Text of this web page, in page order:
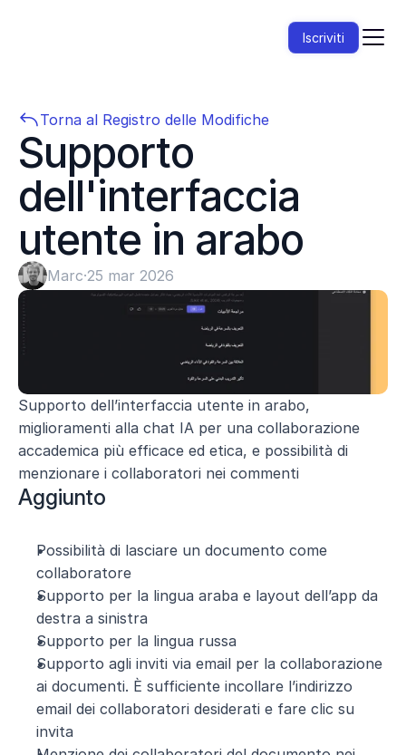
Torna al Registro delle Modifiche
Supporto
dell'interfaccia
utente in arabo
Marc·25 mar 2026
Supporto dell’interfaccia utente in arabo,
miglioramenti alla chat IA per una collaborazione
accademica più efficace ed etica, e possibilità di
menzionare i collaboratori nei commenti
Aggiunto
Possibilità di lasciare un documento come
collaboratore
Supporto per la lingua araba e layout dell’app da
destra a sinistra
Supporto per la lingua russa
Supporto agli inviti via email per la collaborazione
ai documenti. È sufficiente incollare l’indirizzo
email dei collaboratori desiderati e fare clic su
invita
Iscriviti